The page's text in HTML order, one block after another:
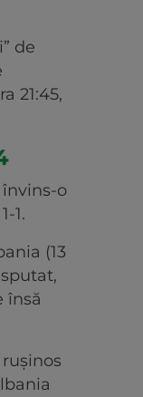
de
21:45,
o
1.
(13
însă